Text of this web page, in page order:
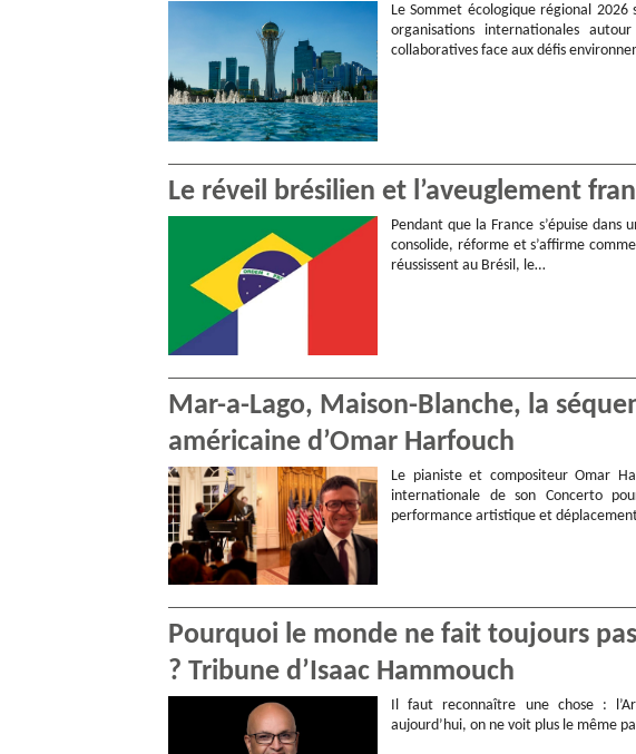
Le Sommet écologique régional 2026
organisations internationales
collaboratives face aux défis
Le réveil brésilien et l’aveuglement
Pendant que la France s’épuise
consolide, réforme et s’affirme
réussissent au Brésil, le…
Mar-a-Lago, Maison-Blanche, la
américaine d’Omar Harfouch
Le pianiste et compositeur Omar
internationale de son Concerto
performance artistique et
Pourquoi le monde ne fait toujours
? Tribune d’Isaac Hammouch
Il faut reconnaître une chose :
aujourd’hui, on ne voit plus le même